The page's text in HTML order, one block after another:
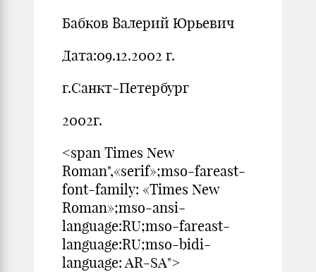
Бабков Валерий Юрьевич
Дата:09.12.2002 г.
г.Санкт-Петербург
2002г.
<span Times New
Roman",«serif»;mso-fareast-
font-family: «Times New
Roman»;mso-ansi-
language:RU;mso-fareast-
language:RU;mso-bidi-
language: AR-SA">